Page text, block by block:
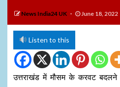
News India24 UK June 18, 2022
Listen to this
उत्तराखंड में मौसम के करवट बदलने